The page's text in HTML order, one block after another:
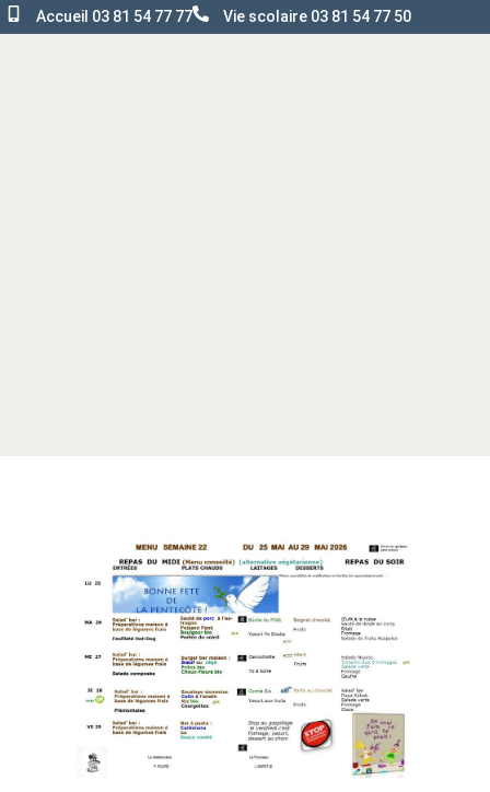
Accueil 03 81 54 77 77 Vie scolaire 03 81 54 77 50